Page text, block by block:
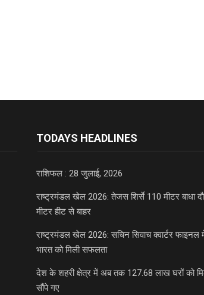
TODAYS HEADLINES
राशिफल : 28 जुलाई, 2026
राष्ट्रमंडल खेल 2026: तेजस शिर्से 110 मीटर बाधा
मीटर हीट से बाहर
राष्ट्रमंडल खेल 2026: सचिन सिवाच क्वार्टर फाइनल
भारत को मिली सफलता
देश के शहरी क्षेत्र में अब तक 127.68 लाख घरों को
सौंपे गए